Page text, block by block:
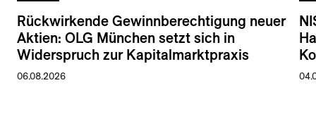
Rückwirkende Gewinnberechtigung neuer
Aktien: OLG München setzt sich in
Widerspruch zur Kapitalmarktpraxis
06.08.2026